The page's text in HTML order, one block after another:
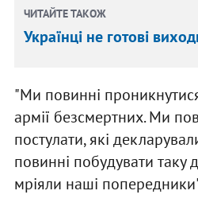
ЧИТАЙТЕ ТАКОЖ
Українці не готові
"Ми повинні
армії безсмертних. Ми
постулати, які
повинні побудувати таку
мріяли наші